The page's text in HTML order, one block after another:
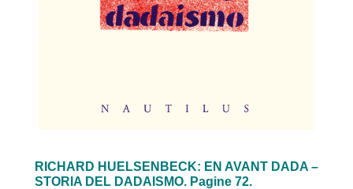
RICHARD HUELSENBECK: EN AVANT DADA –
STORIA DEL DADAISMO. Pagine 72.